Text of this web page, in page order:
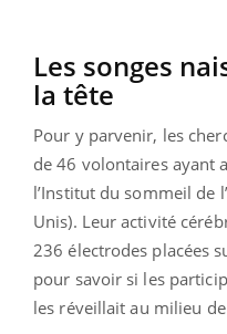
Les songes
la tête
Pour y parvenir, les
de 46 volontaires ayant
l’Institut du sommeil de
Unis). Leur activité
236 électrodes placées
pour savoir si les
les réveillait au milieu